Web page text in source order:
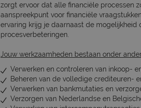
zorgt ervoor dat alle financiële processen
aanspreekpunt voor financiële
ervaring krijg je daarnaast de
procesverbeteringen.
Jouw werkzaamheden bestaan onder
Verwerken en controleren van inkoop-
Beheren van de volledige crediteuren-
Verwerken van bankmutaties en
Verzorgen van Nederlandse en